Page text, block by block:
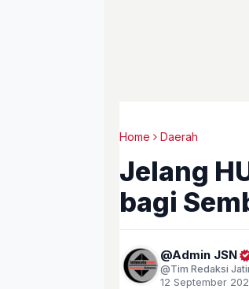
Home Daerah
Jelang
bagi
Admin JSN
Tim Redaksi
12 September